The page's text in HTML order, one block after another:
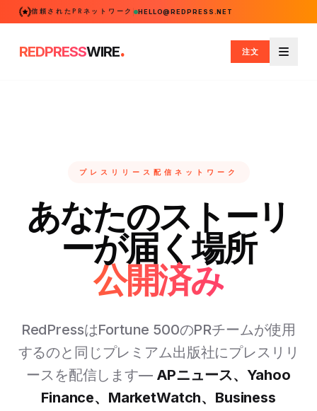
信頼されたPRネットワーク HELLO@REDPRESS.NET
REDPRESSWIRE. 注文
メニ
プレスリリース配信ネットワーク
あなたのストーリ
ーが届く場所
公開済み
RedPressはFortune 500のPRチームが使用
するのと同じプレミアム出版社にプレスリリ
ースを配信します— APニュース、Yahoo
Finance、MarketWatch、Business